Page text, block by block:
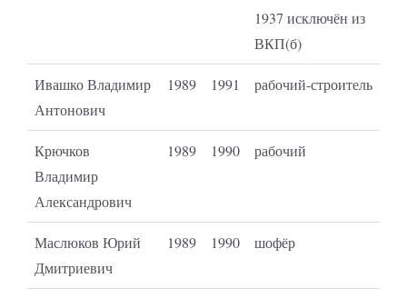
1937 исключён из
ВКП(б)
Ивашко Владимир
Антонович
1989 1991 рабочий-строитель
Крючков
Владимир
Александрович
1989 1990 рабочий
Маслюков Юрий
Дмитриевич
1989 1990 шофёр